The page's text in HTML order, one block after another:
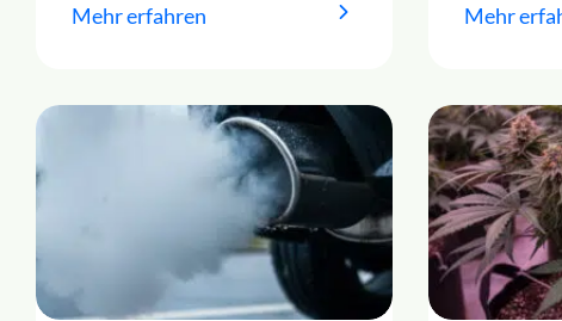
Mehr erfahren Mehr